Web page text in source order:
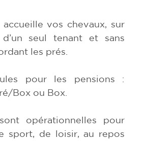
vos chevaux, sur
seul tenant et sans
les prés.
pour les pensions :
Box ou Box.
opérationnelles pour
sport, de loisir, au repos